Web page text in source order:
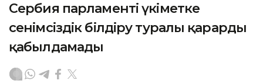
Сербия парламенті үкіметке
сенімсіздік білдіру туралы қарарды
қабылдамады